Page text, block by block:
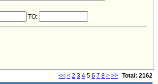
TO:
<< < 2 3 4 5 6 7 8 > >> Total: 2162